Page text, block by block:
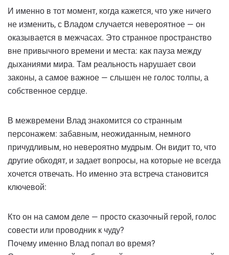
И именно в тот момент, когда кажется, что уже ничего
не изменить, с Владом случается невероятное — он
оказывается в межчасах. Это странное пространство
вне привычного времени и места: как пауза между
дыханиями мира. Там реальность нарушает свои
законы, а самое важное — слышен не голос толпы, а
собственное сердце.
В межвремени Влад знакомится со странным
персонажем: забавным, неожиданным, немного
причудливым, но невероятно мудрым. Он видит то, что
другие обходят, и задает вопросы, на которые не всегда
хочется отвечать. Но именно эта встреча становится
ключевой:
Кто он на самом деле — просто сказочный герой, голос
совести или проводник к чуду?
Почему именно Влад попал во время?